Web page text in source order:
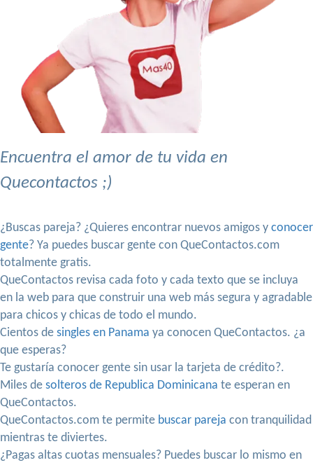
Encuentra el amor de tu vida en
Quecontactos ;)
¿Buscas pareja? ¿Quieres encontrar nuevos amigos y conocer
gente? Ya puedes buscar gente con QueContactos.com
totalmente gratis.
QueContactos revisa cada foto y cada texto que se incluya
en la web para que construir una web más segura y agradable
para chicos y chicas de todo el mundo.
Cientos de singles en Panama ya conocen QueContactos. ¿a
que esperas?
Te gustaría conocer gente sin usar la tarjeta de crédito?.
Miles de solteros de Republica Dominicana te esperan en
QueContactos.
QueContactos.com te permite buscar pareja con tranquilidad
mientras te diviertes.
¿Pagas altas cuotas mensuales? Puedes buscar lo mismo en